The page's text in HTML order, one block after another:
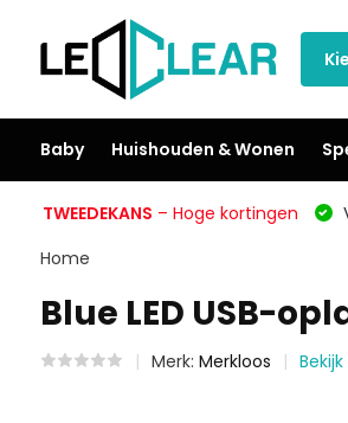
Baby Huishouden & Wonen
TWEEDEKANS – Hoge kortingen
Home
Blue LED USB-
Merk: Merkloos